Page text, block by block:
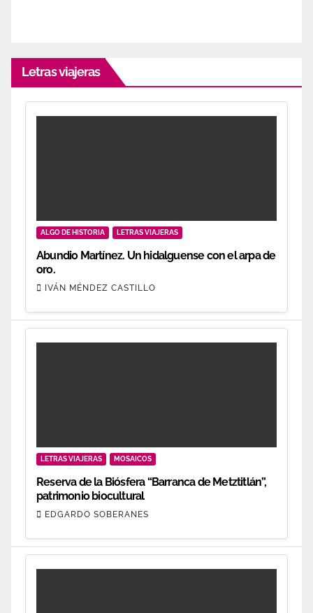
Letras viajeras
ALGO DE HISTORIA LETRAS VIAJERAS
Abundio Martínez. Un hidalguense con el arpa de
oro.
IVÁN MÉNDEZ CASTILLO
LETRAS VIAJERAS MOSAICOS
Reserva de la Biósfera “Barranca de Metztitlán”,
patrimonio biocultural
EDGARDO SOBERANES